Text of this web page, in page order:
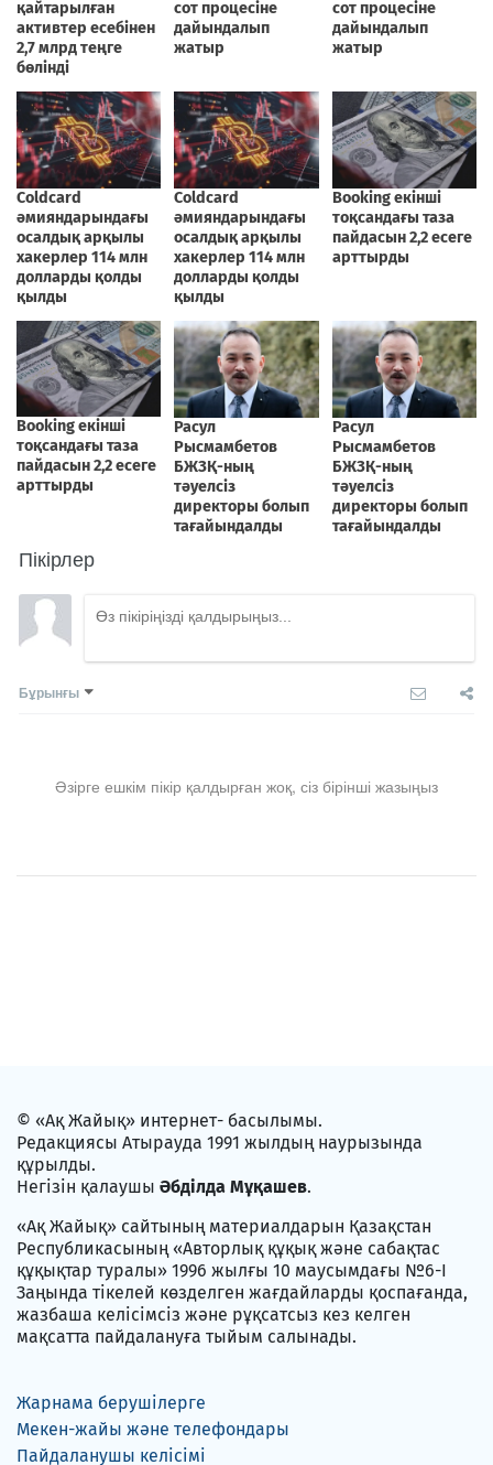
Пікірлер
Бұрынғы
Әзірге ешкім пікір қалдырған жоқ, сіз бірінші жазыңыз
© «Ақ Жайық» интернет- басылымы.
Редакциясы Атырауда 1991 жылдың наурызында
құрылды.
Негізін қалаушы Әбділда Мұқашев.
«Ақ Жайық» сайтының материалдарын Қазақстан
Республикасының «Авторлық құқық және сабақтас
құқықтар туралы» 1996 жылғы 10 маусымдағы №6-I
Заңында тікелей көзделген жағдайларды қоспағанда,
жазбаша келісімсіз және рұқсатсыз кез келген
мақсатта пайдалануға тыйым салынады.
Жарнама берушілерге
Мекен-жайы және телефондары
Пайдаланушы келісімі